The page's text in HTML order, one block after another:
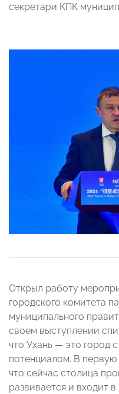
секретари КПК
Открыл работу
городского комитета
муниципального
своем выступлении
что Ухань — это город
потенциалом. В первую
что сейчас столица
развивается и входит